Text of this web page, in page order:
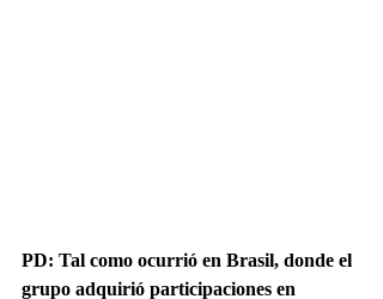
PD: Tal como ocurrió en Brasil, donde el
grupo adquirió participaciones en